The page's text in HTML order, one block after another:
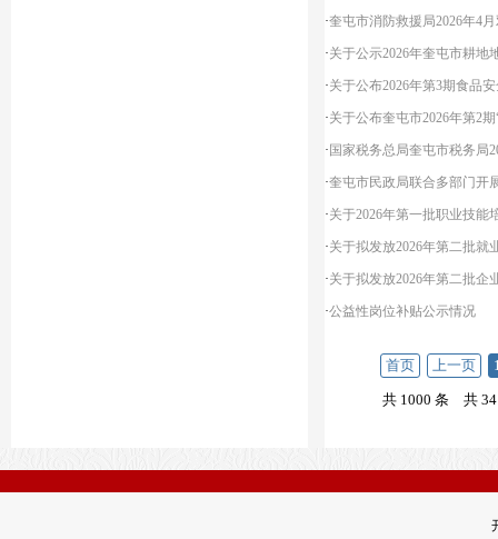
·奎屯市消防救援局2026年4
·关于公示2026年奎屯市耕地
·关于公布2026年第3期食品
·关于公布奎屯市2026年第2
· 国家税务总局奎屯市税务局
·奎屯市民政局联合多部门开
·关于2026年第一批职业技能
·关于拟发放2026年第二批就
·关于拟发放2026年第二批企
·公益性岗位补贴公示情况
首页 上一页
共 1000 条 共